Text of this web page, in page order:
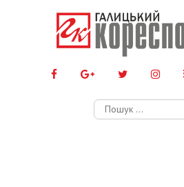
Пошук: